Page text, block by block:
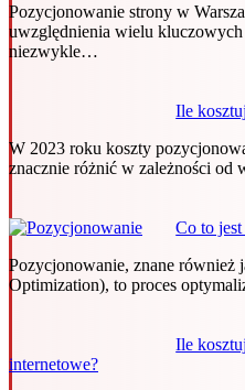
Pozycjonowanie strony w
uwzględnienia wielu
niezwykle…
Ile
W 2023 roku koszty
znacznie różnić w zależności
Co to
Pozycjonowanie, znane również
Optimization), to proces
Ile
internetowe?